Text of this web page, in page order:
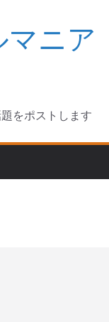
ニア
をポストします